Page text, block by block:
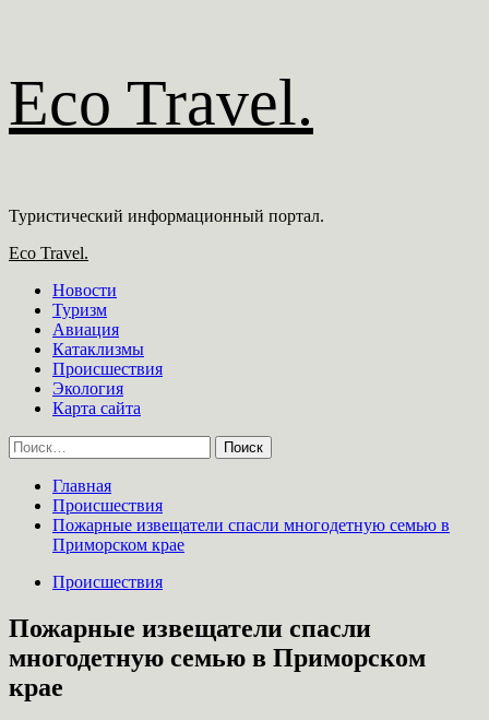
содержимому
Eco Travel.
Туристический информационный портал.
Основное
Eco Travel.
Новости
Туризм
Авиация
Катаклизмы
Происшествия
Экология
Карта сайта
Найти:
Главная
Происшествия
Пожарные извещатели спасли многодетную семью в
Приморском крае
Происшествия
Пожарные извещатели спасли
многодетную семью в Приморском
крае